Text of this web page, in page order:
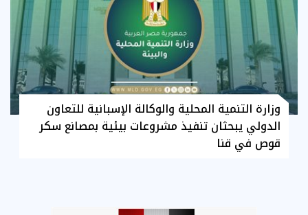
وزارة التنمية المحلية والوكالة الإسبانية للتعاون
الدولي يبحثان تنفيذ مشروعات بيئية بمصانع سكر
قوص في قنا